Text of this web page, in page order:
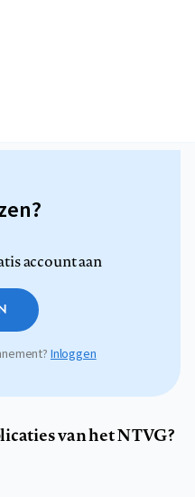
account aan
Inloggen
van het NTVG?